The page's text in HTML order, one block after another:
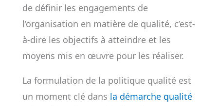
de définir les engagements de
l’organisation en matière de qualité, c’est-
à-dire les objectifs à atteindre et les
moyens mis en œuvre pour les réaliser.
La formulation de la politique qualité est
un moment clé dans la démarche qualité